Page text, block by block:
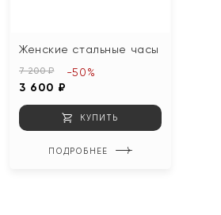
Женские стальные часы
7 200 ₽
3 600 ₽
-50%
КУПИТЬ
ПОДРОБНЕЕ